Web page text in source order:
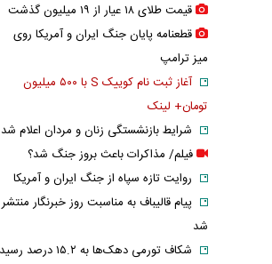
تجمعات شبانه تعیین تکلیف شد
شهباز شریف خبرساز شد
قیمت طلای ۱۸ عیار از ۱۹ میلیون گذشت
قطعنامه پایان جنگ ایران و آمریکا روی
میز ترامپ
آغاز ثبت نام کوییک S با ۵۰۰ میلیون
تومان+ لینک
شرایط بازنشستگی زنان و مردان اعلام شد
فیلم/ مذاکرات باعث بروز جنگ شد؟
روایت تازه سپاه از جنگ ایران و آمریکا
پیام قالیباف به مناسبت روز خبرنگار منتشر
شد
شکاف تورمی دهک‌ها به ۱۵.۲ درصد رسید